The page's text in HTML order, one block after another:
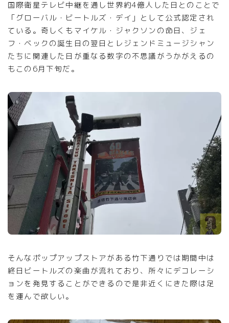
国際衛星テレビ中継を通し世界約4億人した日とのことで
「グローバル・ビートルズ・デイ」として公式認定され
ている。奇しくもマイケル・ジャクソンの命日、ジェ
フ・ベックの誕生日の翌日とレジェンドミュージシャン
たちに関連した日が重なる数字の不思議がうかがえるの
もこの6月下旬だ。
そんなポップアップストアがある竹下通りでは期間中は
終日ビートルズの楽曲が流れており、所々にデコレーシ
ョンを発見することができるので是非近くにきた際は足
を運んで欲しい。